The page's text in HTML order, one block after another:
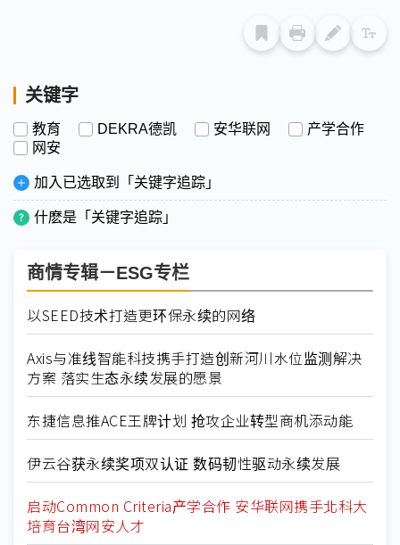
关键字
教育 DEKRA德凯 安华联网
产学合作
网安
加入已选取到「关键字追踪」
什麽是「关键字追踪」
商情专辑－ESG专栏
以SEED技术打造更环保永续的网络
Axis与准线智能科技携手打造创新河川水位监测解决
方案 落实生态永续发展的愿景
东捷信息推ACE王牌计划 抢攻企业转型商机添动能
伊云谷获永续奖项双认证 数码韧性驱动永续发展
启动Common Criteria产学合作 安华联网携手北科大
培育台湾网安人才